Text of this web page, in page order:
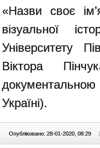
«Назви своє
візуальної
Університету
Віктора
Україні).
Опубліковано: 28-01-2020, 08:29 |